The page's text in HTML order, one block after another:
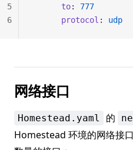
      to
: 777
      protocol
: udp
5
6
网络接口
Homestead.yaml 的
Homestead 环境的网络接